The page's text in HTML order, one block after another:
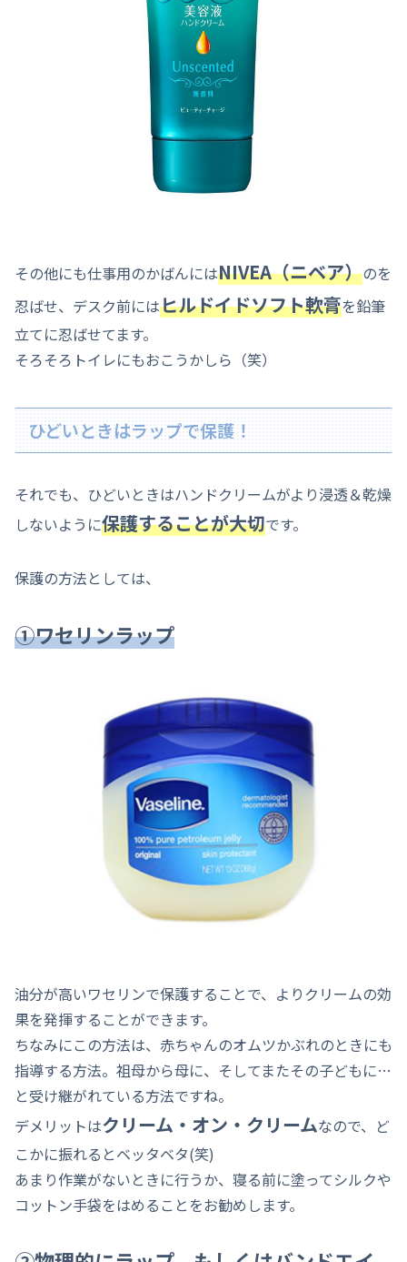
その他にも仕事用のかばんにはNIVEA（ニベア）のを
忍ばせ、デスク前にはヒルドイドソフト軟膏を鉛筆
立てに忍ばせてます。
そろそろトイレにもおこうかしら（笑）
ひどいときはラップで保護！
それでも、ひどいときはハンドクリームがより浸透＆乾燥
しないように保護することが大切です。
保護の方法としては、
①ワセリンラップ
油分が高いワセリンで保護することで、よりクリームの効
果を発揮することができます。
ちなみにこの方法は、赤ちゃんのオムツかぶれのときにも
指導する方法。祖母から母に、そしてまたその子どもに…
と受け継がれている方法ですね。
デメリットはクリーム・オン・クリームなので、ど
こかに振れるとベッタベタ(笑)
あまり作業がないときに行うか、寝る前に塗ってシルクや
コットン手袋をはめることをお勧めします。